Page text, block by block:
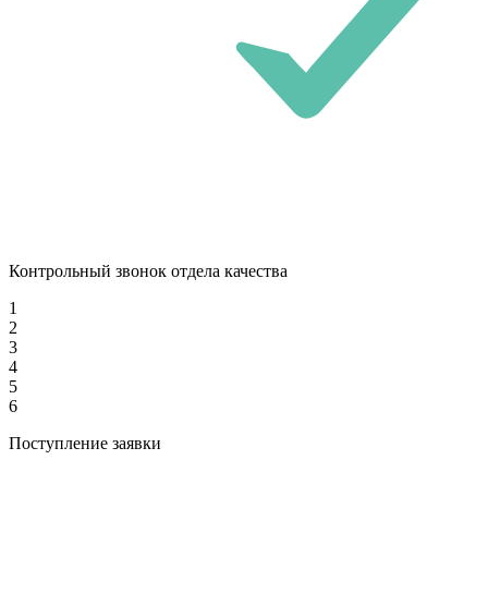
Контрольный звонок отдела качества
1
2
3
4
5
6
Поступление заявки